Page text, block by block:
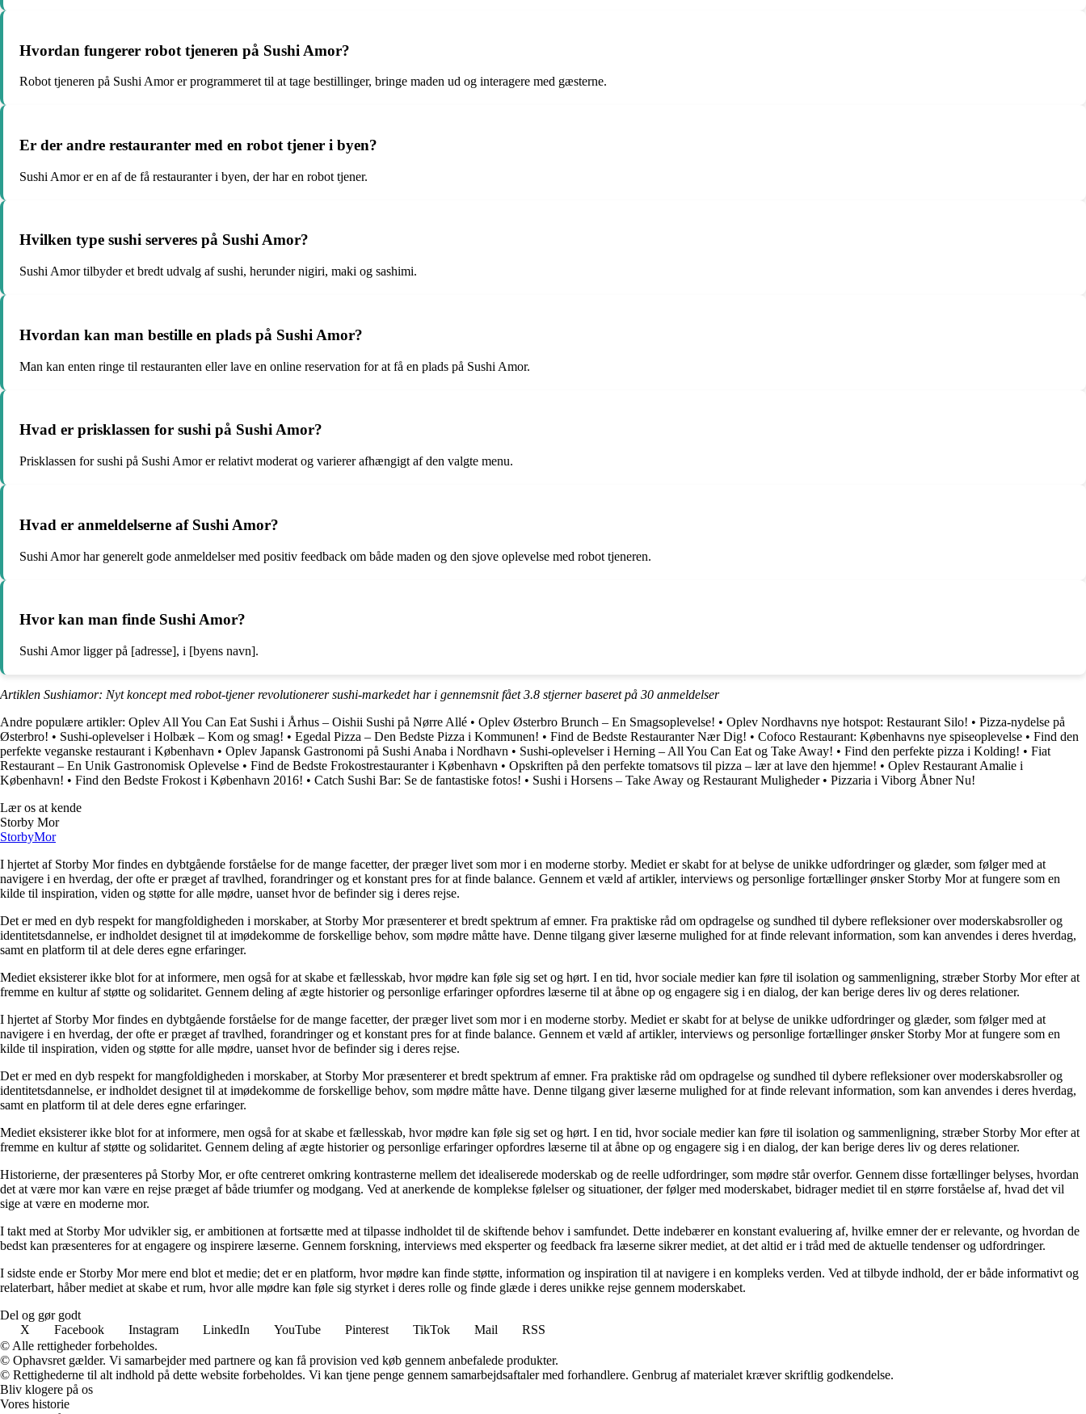
Hvordan fungerer robot tjeneren på Sushi Amor?
Robot tjeneren på Sushi Amor er programmeret til at tage bestillinger, bringe maden ud og interagere med gæsterne.
Er der andre restauranter med en robot tjener i byen?
Sushi Amor er en af de få restauranter i byen, der har en robot tjener.
Hvilken type sushi serveres på Sushi Amor?
Sushi Amor tilbyder et bredt udvalg af sushi, herunder nigiri, maki og sashimi.
Hvordan kan man bestille en plads på Sushi Amor?
Man kan enten ringe til restauranten eller lave en online reservation for at få en plads på Sushi Amor.
Hvad er prisklassen for sushi på Sushi Amor?
Prisklassen for sushi på Sushi Amor er relativt moderat og varierer afhængigt af den valgte menu.
Hvad er anmeldelserne af Sushi Amor?
Sushi Amor har generelt gode anmeldelser med positiv feedback om både maden og den sjove oplevelse med robot tjeneren.
Hvor kan man finde Sushi Amor?
Sushi Amor ligger på [adresse], i [byens navn].
Artiklen Sushiamor: Nyt koncept med robot-tjener revolutionerer sushi-markedet har i gennemsnit fået3.8 stjerner baseret på 30 anmeldelser
Andre populære artikler: Oplev All You Can Eat Sushi i Århus – Oishii Sushi på Nørre Allé • Oplev Østerbro Brunch – En Smagsoplevelse! • Oplev Nordhavns nye hotspot: Restaurant Silo! • Pizza-nydelse på
Østerbro! • Sushi-oplevelser i Holbæk – Kom og smag! • Egedal Pizza – Den Bedste Pizza i Kommunen! • Find de Bedste Restauranter Nær Dig! • Cofoco Restaurant: Københavns nye spiseoplevelse • Find den
perfekte veganske restaurant i København • Oplev Japansk Gastronomi på Sushi Anaba i Nordhavn • Sushi-oplevelser i Herning – All You Can Eat og Take Away! • Find den perfekte pizza i Kolding! • Fiat
Restaurant – En Unik Gastronomisk Oplevelse • Find de Bedste Frokostrestauranter i København • Opskriften på den perfekte tomatsovs til pizza – lær at lave den hjemme! • Oplev Restaurant Amalie i
København! • Find den Bedste Frokost i København 2016! • Catch Sushi Bar: Se de fantastiske fotos! • Sushi i Horsens – Take Away og Restaurant Muligheder• Pizzaria i Viborg Åbner Nu!
Lær os at kende
Storby Mor
StorbyMor
I hjertet af Storby Mor findes en dybtgående forståelse for de mange facetter, der præger livet som mor i en moderne storby. Mediet er skabt for at belyse de unikke udfordringer og glæder, som følger med at
navigere i en hverdag, der ofte er præget af travlhed, forandringer og et konstant pres for at finde balance. Gennem et væld af artikler, interviews og personlige fortællinger ønsker Storby Mor at fungere som en
kilde til inspiration, viden og støtte for alle mødre, uanset hvor de befinder sig i deres rejse.
Det er med en dyb respekt for mangfoldigheden i morskaber, at Storby Mor præsenterer et bredt spektrum af emner. Fra praktiske råd om opdragelse og sundhed til dybere refleksioner over moderskabsroller og
identitetsdannelse, er indholdet designet til at imødekomme de forskellige behov, som mødre måtte have. Denne tilgang giver læserne mulighed for at finde relevant information, som kan anvendes i deres hverdag,
samt en platform til at dele deres egne erfaringer.
Mediet eksisterer ikke blot for at informere, men også for at skabe et fællesskab, hvor mødre kan føle sig set og hørt. I en tid, hvor sociale medier kan føre til isolation og sammenligning, stræber Storby Mor efter at
fremme en kultur af støtte og solidaritet. Gennem deling af ægte historier og personlige erfaringer opfordres læserne til at åbne op og engagere sig i en dialog, der kan berige deres liv og deres relationer.
I hjertet af Storby Mor findes en dybtgående forståelse for de mange facetter, der præger livet som mor i en moderne storby. Mediet er skabt for at belyse de unikke udfordringer og glæder, som følger med at
navigere i en hverdag, der ofte er præget af travlhed, forandringer og et konstant pres for at finde balance. Gennem et væld af artikler, interviews og personlige fortællinger ønsker Storby Mor at fungere som en
kilde til inspiration, viden og støtte for alle mødre, uanset hvor de befinder sig i deres rejse.
Det er med en dyb respekt for mangfoldigheden i morskaber, at Storby Mor præsenterer et bredt spektrum af emner. Fra praktiske råd om opdragelse og sundhed til dybere refleksioner over moderskabsroller og
identitetsdannelse, er indholdet designet til at imødekomme de forskellige behov, som mødre måtte have. Denne tilgang giver læserne mulighed for at finde relevant information, som kan anvendes i deres hverdag,
samt en platform til at dele deres egne erfaringer.
Mediet eksisterer ikke blot for at informere, men også for at skabe et fællesskab, hvor mødre kan føle sig set og hørt. I en tid, hvor sociale medier kan føre til isolation og sammenligning, stræber Storby Mor efter at
fremme en kultur af støtte og solidaritet. Gennem deling af ægte historier og personlige erfaringer opfordres læserne til at åbne op og engagere sig i en dialog, der kan berige deres liv og deres relationer.
Historierne, der præsenteres på Storby Mor, er ofte centreret omkring kontrasterne mellem det idealiserede moderskab og de reelle udfordringer, som mødre står overfor. Gennem disse fortællinger belyses, hvordan
det at være mor kan være en rejse præget af både triumfer og modgang. Ved at anerkende de komplekse følelser og situationer, der følger med moderskabet, bidrager mediet til en større forståelse af, hvad det vil
sige at være en moderne mor.
I takt med at Storby Mor udvikler sig, er ambitionen at fortsætte med at tilpasse indholdet til de skiftende behov i samfundet. Dette indebærer en konstant evaluering af, hvilke emner der er relevante, og hvordan de
bedst kan præsenteres for at engagere og inspirere læserne. Gennem forskning, interviews med eksperter og feedback fra læserne sikrer mediet, at det altid er i tråd med de aktuelle tendenser og udfordringer.
I sidste ende er Storby Mor mere end blot et medie; det er en platform, hvor mødre kan finde støtte, information og inspiration til at navigere i en kompleks verden. Ved at tilbyde indhold, der er både informativt og
relaterbart, håber mediet at skabe et rum, hvor alle mødre kan føle sig styrket i deres rolle og finde glæde i deres unikke rejse gennem moderskabet.
Del og gør godt
X
Facebook Instagram LinkedIn YouTube Pinterest TikTok Mail
RSS
© Alle rettigheder forbeholdes.
© Ophavsret gælder. Vi samarbejder med partnere og kan få provision ved køb gennem anbefalede produkter.
© Rettighederne til alt indhold på dette website forbeholdes. Vi kan tjene penge gennem samarbejdsaftaler med forhandlere. Genbrug af materialet kræver skriftlig godkendelse.
Bliv klogere på os
Vores historie